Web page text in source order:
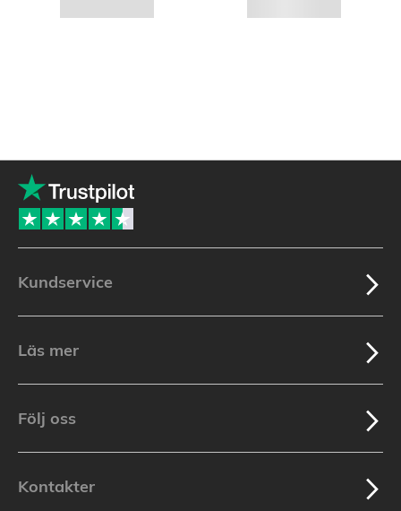
Kundservice
Läs mer
Följ oss
Kontakter